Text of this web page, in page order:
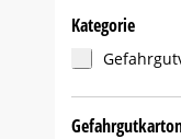
Kategorie